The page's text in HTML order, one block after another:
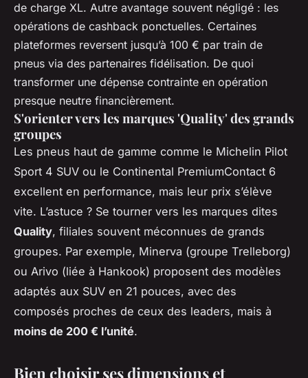
de charge XL. Autre avantage souvent négligé : les
opérations de cashback ponctuelles. Certaines
plateformes reversent jusqu’à 100 € par train de
pneus via des partenaires fidélisation. De quoi
transformer une dépense contrainte en opération
presque neutre financièrement.
S'orienter vers les marques 'Quality' des grands
groupes
Les pneus haut de gamme comme le Michelin Pilot
Sport 4 SUV ou le Continental PremiumContact 6
excellent en performance, mais leur prix s’élève
vite. L’astuce ? Se tourner vers les marques dites
Quality, filiales souvent méconnues de grands
groupes. Par exemple, Minerva (groupe Trelleborg)
ou Arivo (liée à Hankook) proposent des modèles
adaptés aux SUV en 21 pouces, avec des
composés proches de ceux des leaders, mais à
moins de 200 € l’unité.
Bien choisir ses dimensions et